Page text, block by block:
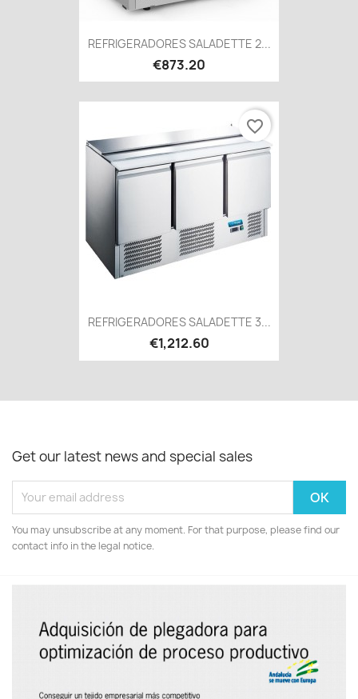
REFRIGERADORES SALADETTE 2...
€873.20
REFRIGERADORES SALADETTE 3...
€1,212.60
favorite_border
Get our latest news and special sales
You may unsubscribe at any moment. For that purpose, please find our
contact info in the legal notice.